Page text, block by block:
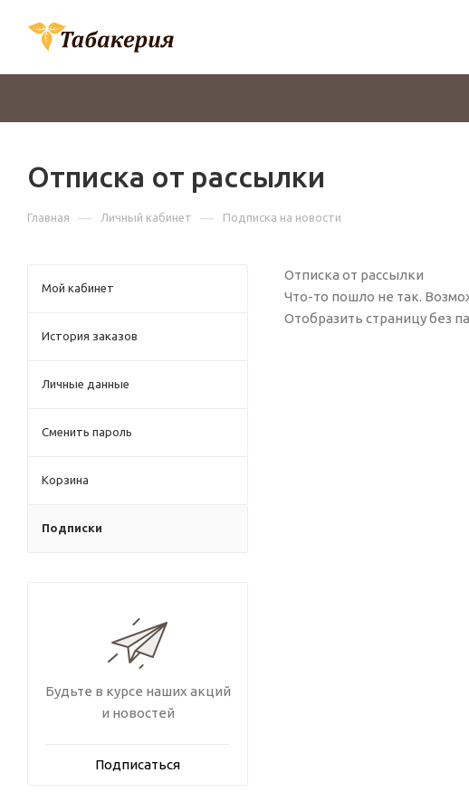
Отписка от рассылки
Главная — Личный кабинет — Подписка на новости
Отписка от рассылки
Что-то пошло не так.
Отобразить страницу без
Мой кабинет
История заказов
Личные данные
Сменить пароль
Корзина
Подписки
Будьте в курсе наших акций
и новостей
Подписаться